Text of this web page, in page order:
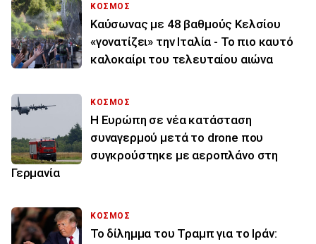
ΚΟΣΜΟΣ
Καύσωνας με 48 βαθμούς Κελσίου
«γονατίζει» την Ιταλία - Το πιο καυτό
καλοκαίρι του τελευταίου αιώνα
ΚΟΣΜΟΣ
Η Ευρώπη σε νέα κατάσταση
συναγερμού μετά το drone που
συγκρούστηκε με αεροπλάνο στη
Γερμανία
ΚΟΣΜΟΣ
Το δίλημμα του Τραμπ για το Ιράν: